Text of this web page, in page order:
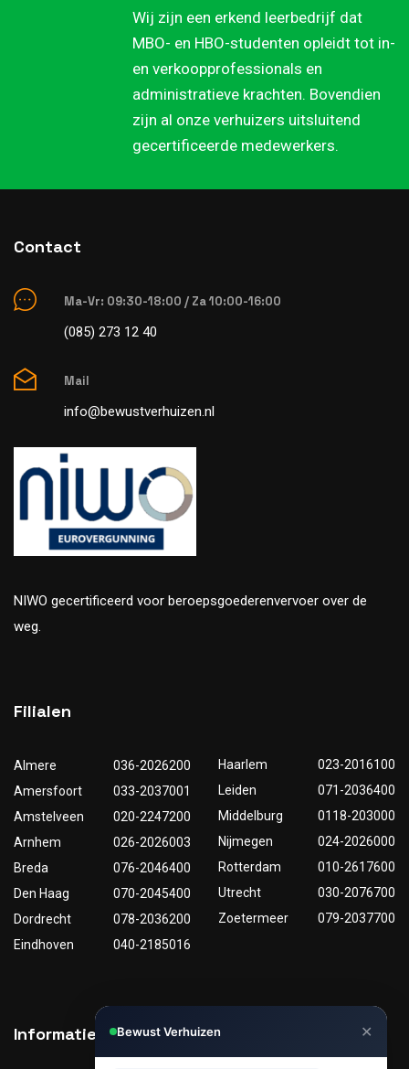
Wij zijn een erkend leerbedrijf dat
MBO- en HBO-studenten opleidt tot in-
en verkoopprofessionals en
administratieve krachten. Bovendien
zijn al onze verhuizers uitsluitend
gecertificeerde medewerkers.
Contact
Ma-Vr: 09:30-18:00 / Za 10:00-16:00
(085) 273 12 40
Mail
info@bewustverhuizen.nl
NIWO gecertificeerd voor beroepsgoederenvervoer over de
weg.
Filialen
Almere
036-2026200
Amersfoort
033-2037001
Amstelveen
020-2247200
Arnhem
026-2026003
Breda
076-2046400
Den Haag
070-2045400
Dordrecht
078-2036200
Eindhoven
040-2185016
Haarlem
023-2016100
Leiden
071-2036400
Middelburg
0118-203000
Nijmegen
024-2026000
Rotterdam
010-2617600
Utrecht
030-2076700
Zoetermeer
079-2037700
Informatie Nuttige links
Bewust Verhuizen ✕